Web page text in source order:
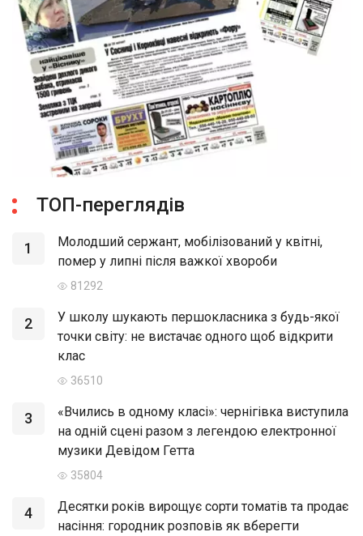
ТОП-переглядів
1
Молодший сержант, мобілізований у квітні,
помер у липні після важкої хвороби
81292
2
У школу шукають першокласника з будь-якої
точки світу: не вистачає одного щоб відкрити
клас
36510
3
«Вчились в одному класі»: чернігівка виступила
на одній сцені разом з легендою електронної
музики Девідом Гетта
35804
4
Десятки років вирощує сорти томатів та продає
насіння: городник розповів як вберегти